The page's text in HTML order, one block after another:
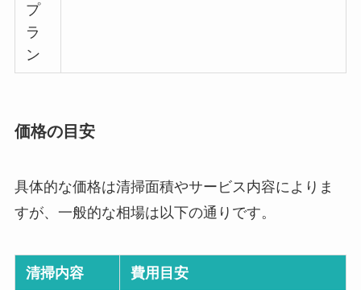
プ
ラ
ン
価格の目安
具体的な価格は清掃面積やサービス内容によりま
すが、一般的な相場は以下の通りです。
清掃内容 費用目安